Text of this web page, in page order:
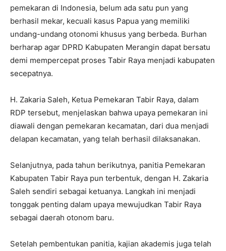
pemekaran di Indonesia, belum ada satu pun yang
berhasil mekar, kecuali kasus Papua yang memiliki
undang-undang otonomi khusus yang berbeda. Burhan
berharap agar DPRD Kabupaten Merangin dapat bersatu
demi mempercepat proses Tabir Raya menjadi kabupaten
secepatnya.
H. Zakaria Saleh, Ketua Pemekaran Tabir Raya, dalam
RDP tersebut, menjelaskan bahwa upaya pemekaran ini
diawali dengan pemekaran kecamatan, dari dua menjadi
delapan kecamatan, yang telah berhasil dilaksanakan.
Selanjutnya, pada tahun berikutnya, panitia Pemekaran
Kabupaten Tabir Raya pun terbentuk, dengan H. Zakaria
Saleh sendiri sebagai ketuanya. Langkah ini menjadi
tonggak penting dalam upaya mewujudkan Tabir Raya
sebagai daerah otonom baru.
Setelah pembentukan panitia, kajian akademis juga telah